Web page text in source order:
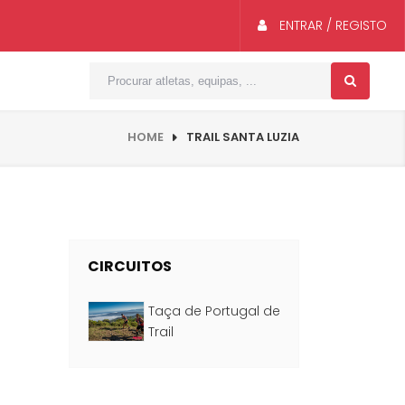
ENTRAR / REGISTO
HOME TRAIL SANTA LUZIA
CIRCUITOS
Taça de Portugal de
Trail